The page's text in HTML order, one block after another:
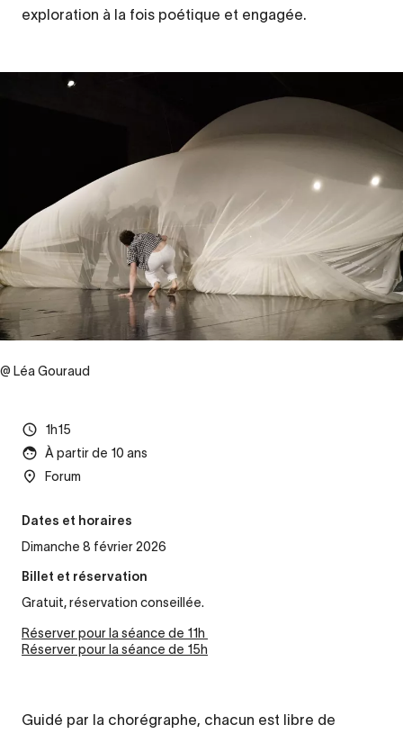
exploration à la fois poétique et engagée.
@ Léa Gouraud
1h15
À partir de 10 ans
Forum
Dates et horaires
Dimanche 8 février 2026
Billet et réservation
Gratuit, réservation conseillée.
Réserver pour la séance de 11h
Réserver pour la séance de 15h
Guidé par la chorégraphe, chacun est libre de